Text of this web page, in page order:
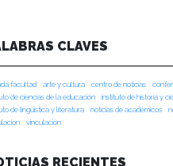
CLAVES
facultad arte y cultura centro de noticias
de ciencias de la educación
instituto de historia y
de lingüística y literatura
noticias de académicos
vinculación
RECIENTES